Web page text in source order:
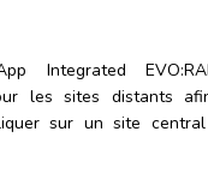
Integrated
les sites distants
sur un site